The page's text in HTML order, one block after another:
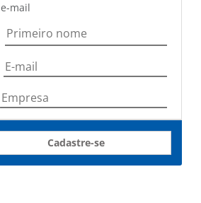
mail
Cadastre-se